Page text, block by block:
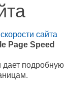
сайта
Page Speed
дает подробную